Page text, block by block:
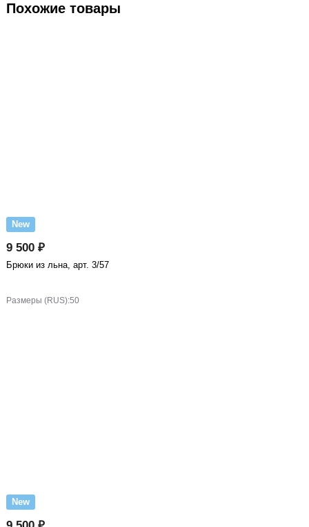
Похожие товары
New
9 500 ₽
Брюки из льна, арт. 3/57
Размеры (RUS):50
New